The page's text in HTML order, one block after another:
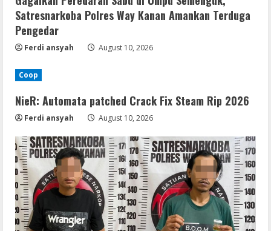
Satresnarkoba Polres Way Kanan Amankan Terduga
Pengedar
Ferdi ansyah August 10, 2026
Coop
NieR: Automata patched Crack Fix Steam Rip 2026
Ferdi ansyah August 10, 2026